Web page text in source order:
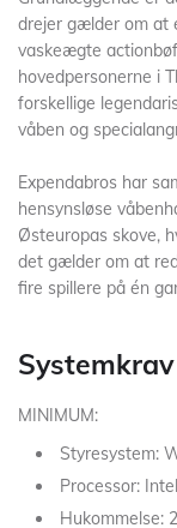
drejer gælder om at
vaskeægte
hovedpersonerne i
forskellige
våben og
Expendabros har
hensynsløse
Østeuropas skove,
det gælder om at
fire spillere på én
MINIMUM:
Styresystem:
Processor:
Hukommelse: